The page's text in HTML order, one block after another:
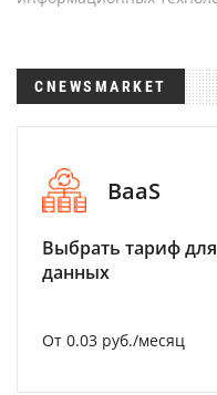
CNEWSMARKET
BaaS
Выбрать тариф
данных
От 0.03 руб./месяц